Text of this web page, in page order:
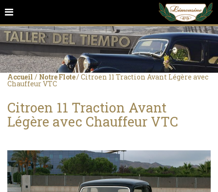
Accueil / Notre Flote/ Citroen 11 Traction Avant Légère avec
Chauffeur VTC
Citroen 11 Traction Avant
Légère avec Chauffeur VTC